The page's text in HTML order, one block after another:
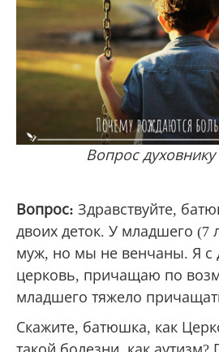
Вопрос
Вопрос: Здравствуйте,
двоих деток. У младшего (7
муж, но мы не венчаны. Я с
церковь, причащаю по
младшего тяжело
Скажите, батюшка, как